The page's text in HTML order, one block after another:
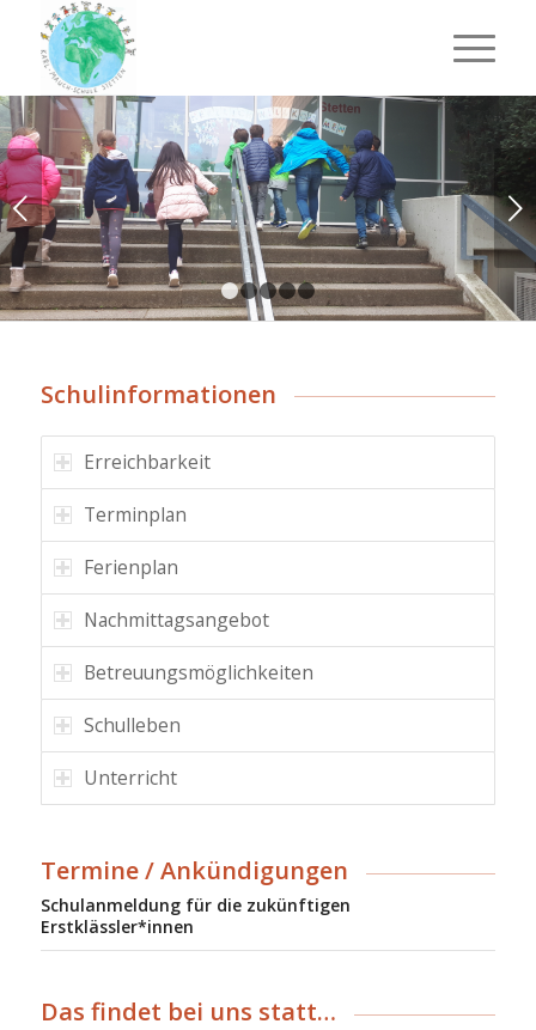
Weiter
1 2 3 4 5
Schulinformationen
Erreichbarkeit
Terminplan
Ferienplan
Nachmittagsangebot
Betreuungsmöglichkeiten
Schulleben
Unterricht
Termine / Ankündigungen
Schulanmeldung für die zukünftigen
Erstklässler*innen
Das findet bei uns statt…